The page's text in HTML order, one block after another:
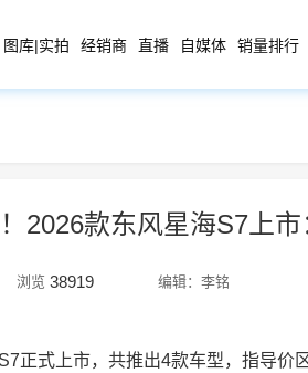
图库|实拍 经销商 直播 自媒体 销量排行
2026款东风星海S7上
浏览 38919 编辑：李铭
正式上市，共推出4款车型，指导价